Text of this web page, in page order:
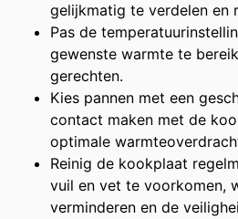
gelijkmatig te verdelen en
Pas de
gewenste warmte te
gerechten.
Kies pannen met een
contact maken met de
optimale
Reinig de kookplaat
vuil en vet te voorkomen,
verminderen en de